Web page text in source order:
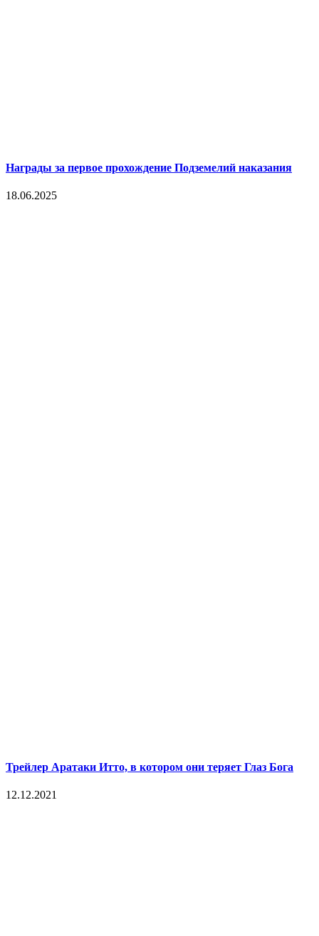
Награды за первое прохождение Подземелий наказания
18.06.2025
Трейлер Аратаки Итто, в котором они теряет Глаз Бога
12.12.2021